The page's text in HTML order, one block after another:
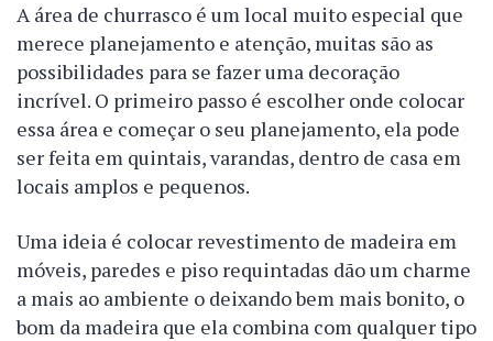
A área de churrasco é um local muito especial que
merece planejamento e atenção, muitas são as
possibilidades para se fazer uma decoração
incrível. O primeiro passo é escolher onde colocar
essa área e começar o seu planejamento, ela pode
ser feita em quintais, varandas, dentro de casa em
locais amplos e pequenos.
Uma ideia é colocar revestimento de madeira em
móveis, paredes e piso requintadas dão um charme
a mais ao ambiente o deixando bem mais bonito, o
bom da madeira que ela combina com qualquer tipo